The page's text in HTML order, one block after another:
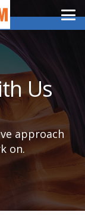
Us
approach
on.